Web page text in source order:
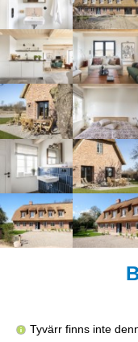
Tyvärr finns inte